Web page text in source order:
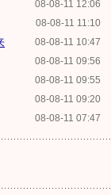
08-08-11 12:06
08-08-11 11:10
08-08-11 10:47
08-08-11 09:56
08-08-11 09:55
08-08-11 09:20
08-08-11 07:47